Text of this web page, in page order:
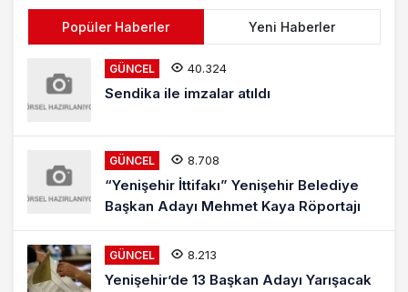
Popüler Haberler Yeni Haberler
GÜNCEL 40.324
Sendika ile imzalar atıldı
GÜNCEL 8.708
“Yenişehir İttifakı” Yenişehir Belediye
Başkan Adayı Mehmet Kaya Röportajı
GÜNCEL 8.213
Yenişehir’de 13 Başkan Adayı Yarışacak